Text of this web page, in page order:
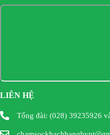
LIÊN HỆ
Tổng đài: (028) 39235926